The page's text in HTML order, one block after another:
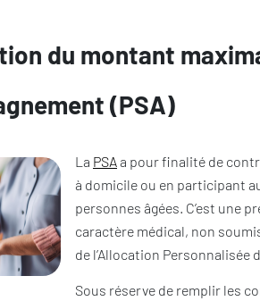
du montant
(PSA)
La PSA a pour finalité de
à domicile ou en participant
personnes âgées. C’est une
caractère médical, non
de l’Allocation Personnalisée
Sous réserve de remplir les